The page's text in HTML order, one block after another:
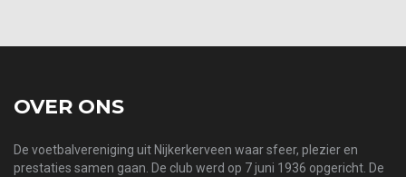
OVER ONS
De voetbalvereniging uit Nijkerkerveen waar sfeer, plezier en
prestaties samen gaan. De club werd op 7 juni 1936 opgericht. De